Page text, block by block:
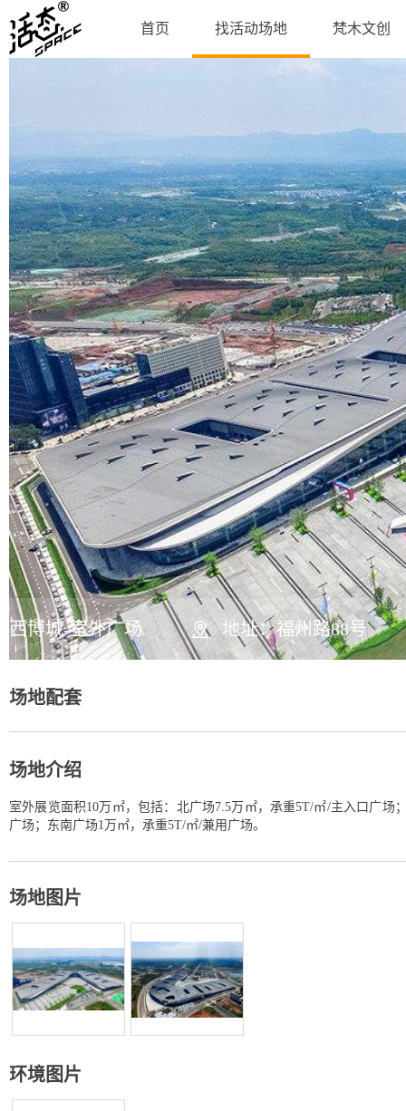
首页 找活动场地 梵木文创
西博城-室外广场 地址：福州路88号
场地配套
场地介绍
室外展览面积10万㎡，包括：北广场7.5万㎡，承重5T/㎡/主入口广场
广场；东南广场1万㎡，承重5T/㎡/兼用广场。
场地图片
环境图片